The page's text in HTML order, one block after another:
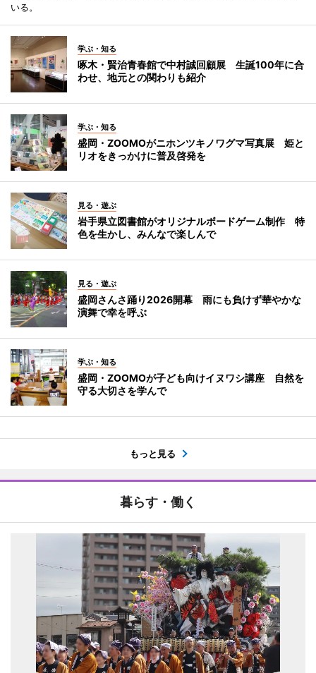
いる。
学ぶ・知る
啄木・賢治青春館で中村誠回顧展 生誕100年に合
わせ、地元との関わりも紹介
学ぶ・知る
盛岡・ZOOMOがニホンツキノワグマ写真展 姫と
リオをきっかけに普及啓発を
見る・遊ぶ
岩手県立図書館がオリジナルボードゲーム制作 特
色を生かし、みんなで楽しんで
見る・遊ぶ
盛岡さんさ踊り2026開幕 雨にも負けず華やかな
演舞で幸を呼ぶ
学ぶ・知る
盛岡・ZOOMOが子ども向けイヌワシ講座 自然を
守る大切さを学んで
もっと見る
暮らす・働く